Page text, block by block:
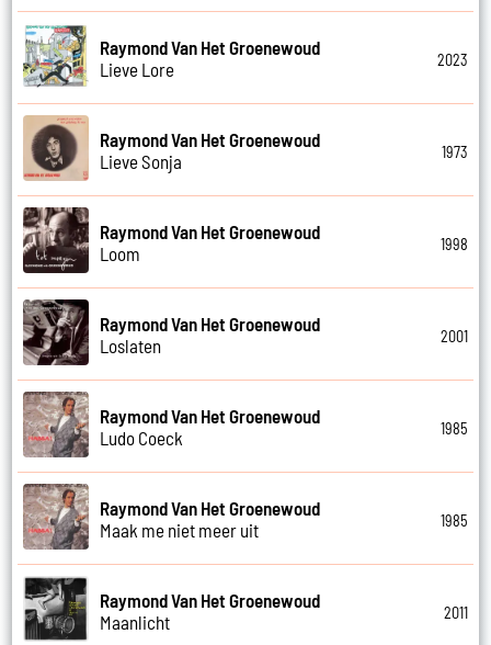
Raymond Van Het Groenewoud
Lieve Lore
2023
Raymond Van Het Groenewoud
Lieve Sonja
1973
Raymond Van Het Groenewoud
Loom
1998
Raymond Van Het Groenewoud
Loslaten
2001
Raymond Van Het Groenewoud
Ludo Coeck
1985
Raymond Van Het Groenewoud
Maak me niet meer uit
1985
Raymond Van Het Groenewoud
Maanlicht
2011